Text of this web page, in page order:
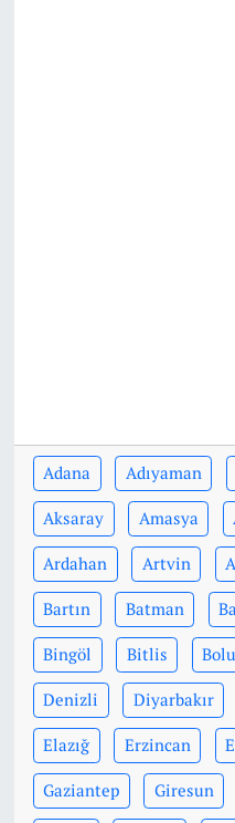
Adana Adıyaman
Aksaray Amasya
Ardahan Artvin
Bartın Batman
Bingöl Bitlis Bolu
Denizli Diyarbakır
Elazığ Erzincan
Gaziantep Giresun